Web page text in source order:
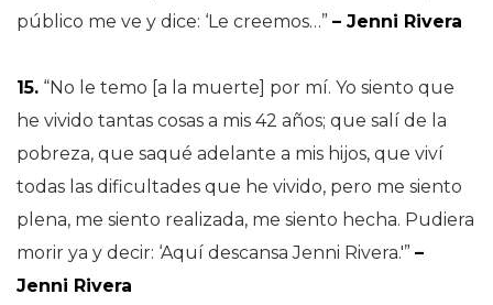
público me ve y dice: ‘Le creemos…” – Jenni Rivera
15. “No le temo [a la muerte] por mí. Yo siento que
he vivido tantas cosas a mis 42 años; que salí de la
pobreza, que saqué adelante a mis hijos, que viví
todas las dificultades que he vivido, pero me siento
plena, me siento realizada, me siento hecha. Pudiera
morir ya y decir: ‘Aquí descansa Jenni Rivera.'” –
Jenni Rivera